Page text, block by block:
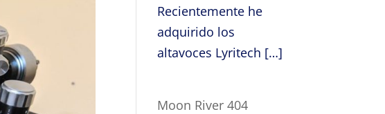
Recientemente he
adquirido los
altavoces Lyritech […]
Moon River 404